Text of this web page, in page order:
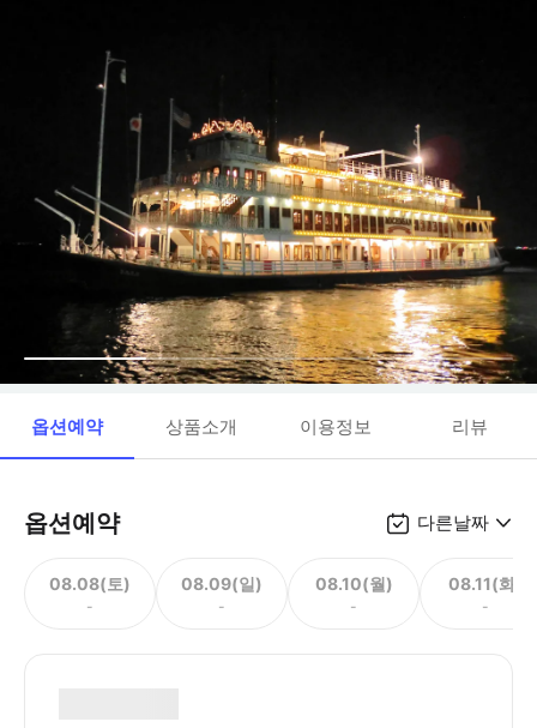
옵션예약 상품소개 이용정보 리뷰
옵션예약 다른날짜
08.08(토)
-
08.09(일)
-
08.10(월)
-
08.11(화)
-